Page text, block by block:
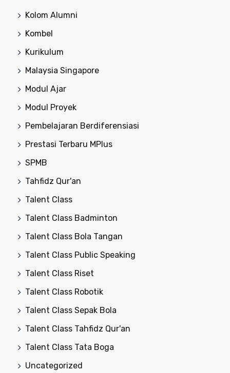
Kolom Alumni
Kombel
Kurikulum
Malaysia Singapore
Modul Ajar
Modul Proyek
Pembelajaran Berdiferensiasi
Prestasi Terbaru MPlus
SPMB
Tahfidz Qur'an
Talent Class
Talent Class Badminton
Talent Class Bola Tangan
Talent Class Public Speaking
Talent Class Riset
Talent Class Robotik
Talent Class Sepak Bola
Talent Class Tahfidz Qur'an
Talent Class Tata Boga
Uncategorized